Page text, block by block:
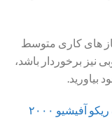
های کاری متوسط
نیز برخوردار باشد،
آفیشیو ۲۰۰۰